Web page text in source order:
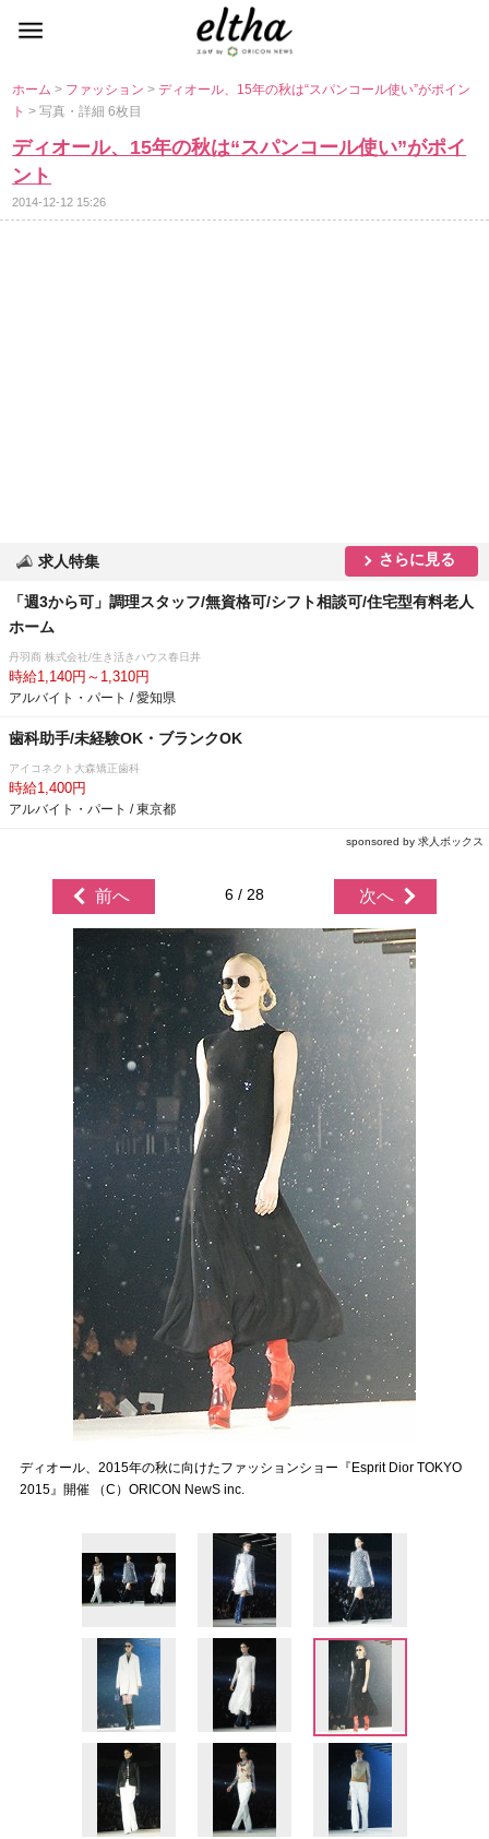
ホーム> ファッション>ディオール、15年の秋は“スパンコール使い”がポイン
ト> 写真・詳細 6枚目
ディオール、15年の秋は“スパンコール使い”がポイ
ント
2014-12-12 15:26
求人特集 さらに見る
「週3から可」調理スタッフ/無資格可/シフト相談可/住宅型有料老人
ホーム
丹羽商 株式会社/生き活きハウス春日井
時給1,140円～1,310円
アルバイト・パート / 愛知県
歯科助手/未経験OK・ブランクOK
アイコネクト大森矯正歯科
時給1,400円
アルバイト・パート / 東京都
sponsored by 求人ボックス
前へ 6 / 28 次へ
ディオール、2015年の秋に向けたファッションショー『Esprit Dior TOKYO
2015』開催 （C）ORICON NewS inc.